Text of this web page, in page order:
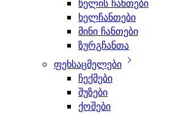
წელის ჩანთები
ხელჩანთები
მინი ჩანთები
ზურგჩანთა
ფეხსაცმელები
ჩექმები
შუზები
ქოშები